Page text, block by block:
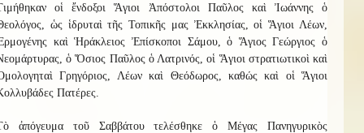
οἱ ἔνδοξοι Ἅγιοι Ἀπόστολοι Παῦλος καὶ Ἰωάννης ὁ
ὡς ἱδρυταὶ τῆς Τοπικῆς μας Ἐκκλησίας, οἱ Ἅγιοι Λέων,
καὶ Ἡράκλειος Ἐπίσκοποι Σάμου, ὁ Ἅγιος Γεώργιος ὁ
ὁ Ὅσιος Παῦλος ὁ Λατρινός, οἱ Ἅγιοι στρατιωτικοὶ καὶ
Γρηγόριος, Λέων καὶ Θεόδωρος, καθώς καὶ οἱ Ἅγιοι
Πατέρες.
ἀπόγευμα τοῦ Σαββάτου τελέσθηκε ὁ Μέγας Πανηγυρικὸς